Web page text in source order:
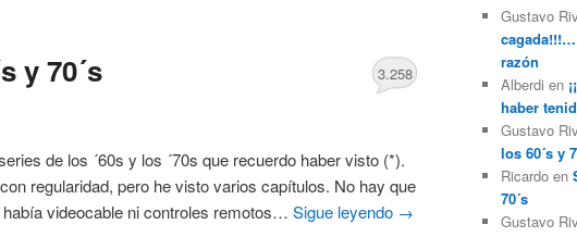
y 70´s 3.258
de los ´60s y los ´70s que recuerdo haber visto (*).
regularidad, pero he visto varios capítulos. No hay que
videocable ni controles remotos… Sigue leyendo →
Gustavo
razón
Alberdi en
haber
Gustavo
los 60´s y
Ricardo en
70´s
Gustavo